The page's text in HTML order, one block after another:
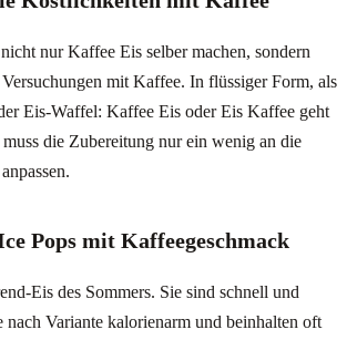
nur Kaffee Eis selber machen, sondern
mit Kaffee. In flüssiger Form, als
Eis-Waffel: Kaffee Eis oder Eis Kaffee geht
die Zubereitung nur ein wenig an die
Pops mit Kaffeegeschmack
Eis des Sommers. Sie sind schnell und
nach Variante kalorienarm und beinhalten oft